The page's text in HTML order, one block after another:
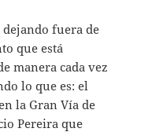
fuera de
que está
manera cada vez
lo que es: el
la Gran Vía de
Pereira que